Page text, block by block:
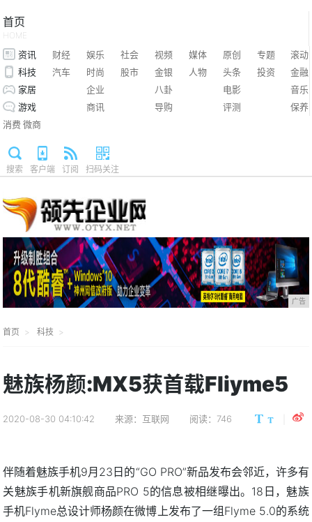
首页
HOME
资讯 财经 娱乐 社会 视频 媒体 原创 专题
滚动
科技
汽车 时尚 股市 金银 人物 头条 投资
金融
家居
企业 八卦 电影
音乐
游戏
商讯 导购 评测
保养
消费 微商
搜索 客户端 订阅 扫码关注
广告
首页 科技
魅族杨颜:MX5获首载Fliyme5
2020-08-30 04:10:42 来源：互联网 阅读：746
伴随着魅族手机9月23日的“GO PRO”新品发布会邻近，许多有
关魅族手机新旗舰商品PRO 5的信息被相继曝出。18日，魅族
手机Flyme总设计师杨颜在微博上发布了一组Flyme 5.0的系统